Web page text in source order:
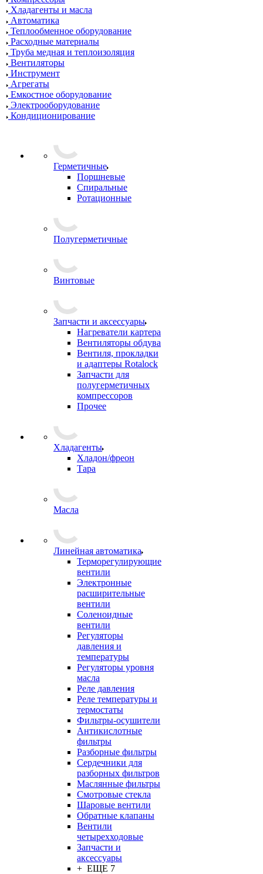
Хладагенты и масла
Автоматика
Теплообменное оборудование
Расходные материалы
Труба медная и теплоизоляция
Вентиляторы
Инструмент
Агрегаты
Емкостное оборудование
Электрооборудование
Кондиционирование
Герметичные
Поршневые
Спиральные
Ротационные
Полугерметичные
Винтовые
Запчасти и аксессуары
Нагреватели картера
Вентиляторы обдува
Вентиля, прокладки
и адаптеры Rotalock
Запчасти для
полугерметичных
компрессоров
Прочее
Хладагенты
Хладон/фреон
Тара
Масла
Линейная автоматика
Терморегулирующие
вентили
Электронные
расширительные
вентили
Соленоидные
вентили
Регуляторы
давления и
температуры
Регуляторы уровня
масла
Реле давления
Реле температуры и
термостаты
Фильтры-осушители
Антикислотные
фильтры
Разборные фильтры
Сердечники для
разборных фильтров
Маслянные фильтры
Смотровые стекла
Шаровые вентили
Обратные клапаны
Вентили
четырехходовые
Запчасти и
аксессуары
+ ЕЩЕ 7